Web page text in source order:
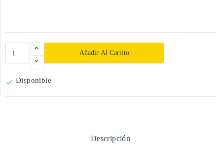
Añadir Al Carrito
 Disponible
Descripción